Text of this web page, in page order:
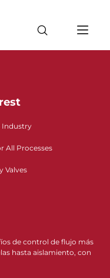
Industry
All Processes
Valves
de control de flujo más
hasta aislamiento, con